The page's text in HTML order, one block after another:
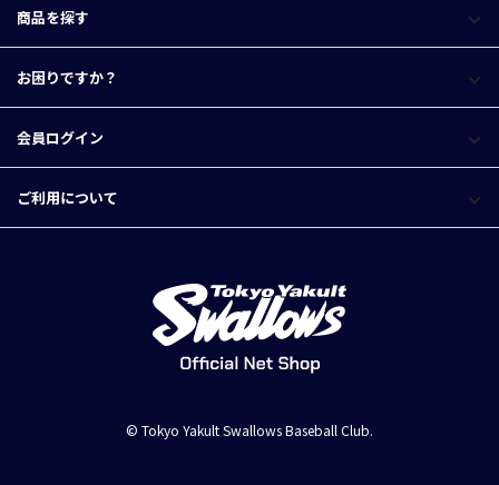
商品を探す
お困りですか？
会員ログイン
ご利用について
© Tokyo Yakult Swallows Baseball Club.